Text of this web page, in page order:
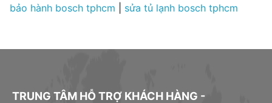
bảo hành bosch tphcm
sửa tủ lạnh bosch tphcm
TRUNG TÂM HỖ TRỢ KHÁCH HÀNG -